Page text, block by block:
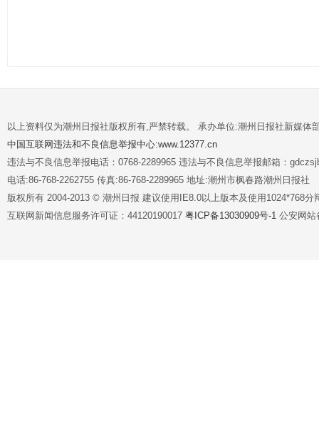
以上资料仅为潮州日报社版权所有,严禁转载。 承办单位:潮州日报社新媒体
中国互联网违法和不良信息举报中心:www.12377.cn
违法与不良信息举报电话：0768-2289965 违法与不良信息举报邮箱：
电话:86-768-2262755 传真:86-768-2289965 地址:潮州市枫春路潮州日报社
版权所有 2004-2013 © 潮州日报 建议使用IE8.0以上版本及使用1024*768分
互联网新闻信息服务许可证：44120190017 粤ICP备13030909号-1 公安网站